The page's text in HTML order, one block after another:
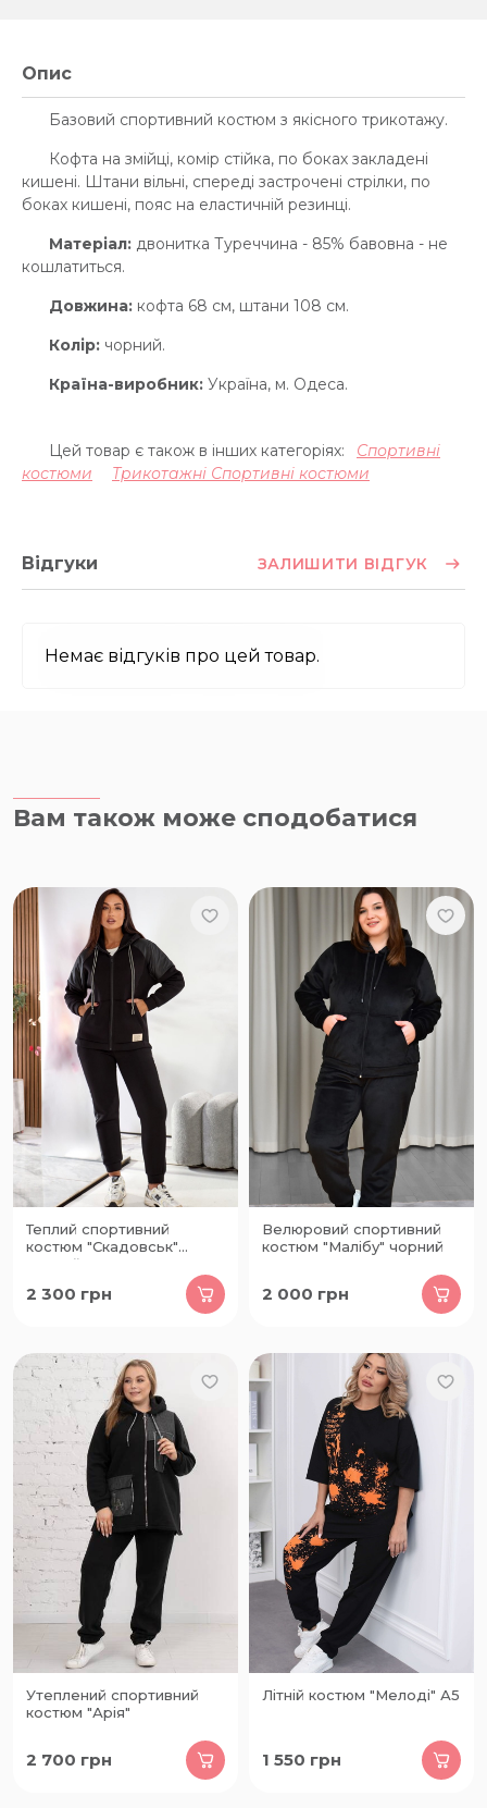
Опис
Базовий спортивний костюм з якісного трикотажу.
Кофта на змійці, комір стійка, по боках закладені
кишені. Штани вільні, спереді застрочені стрілки, по
боках кишені, пояс на еластичній резинці.
Матеріал: двонитка Туреччина - 85% бавовна - не
кошлатиться.
Довжина: кофта 68 см, штани 108 см.
Колір: чорний.
Країна-виробник: Україна, м. Одеса.
Цей товар є також в інших категоріях:
Спортивні
костюми
Трикотажні Спортивні костюми
Відгуки ЗАЛИШИТИ ВІДГУК
Немає відгуків про цей товар.
Вам також може сподобатися
Теплий спортивний
костюм "Скадовськ"
чорний
2 300 грн
Велюровий спортивний
костюм "Малібу" чорний
2 000 грн
Утеплений спортивний
костюм "Арія"
2 700 грн
Літній костюм "Мелоді" А5
1 550 грн